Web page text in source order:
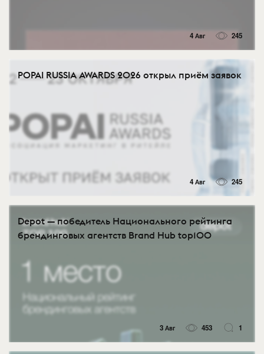
4 Авг 245
POPAI RUSSIA AWARDS 2026 открыл приём заявок
4 Авг 245
Depot — победитель Национального рейтинга
брендинговых агентств Brand Hub top100
3 Авг 453 1